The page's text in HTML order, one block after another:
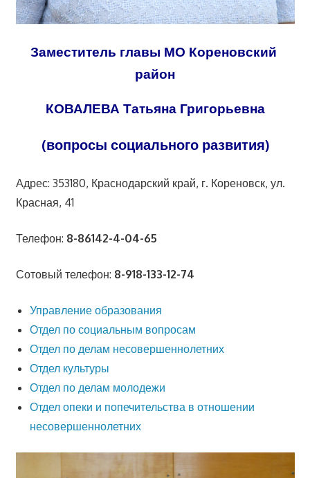
Заместитель главы МО Кореновский
район
КОВАЛЕВА Татьяна Григорьевна
(вопросы социального развития)
Адрес: 353180, Краснодарский край, г. Кореновск, ул.
Красная, 41
Телефон: 8-86142-4-04-65
Сотовый телефон: 8-918-133-12-74
Управление образования
Отдел по социальным вопросам
Отдел по делам несовершеннолетних
Отдел культуры
Отдел по делам молодежи
Отдел опеки и попечительства в отношении
несовершеннолетних